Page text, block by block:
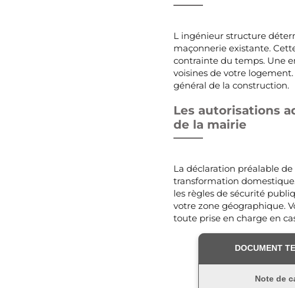
L ingénieur structure
maçonnerie existante.
contrainte du temps. Une
voisines de votre
général de la construction.
Les autorisations
de la mairie
La déclaration préalable
transformation
les règles de sécurité
votre zone géographique.
toute prise en charge en
DOCUMENT
Note de